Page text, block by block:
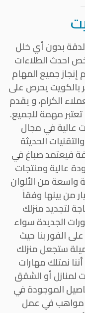
بدون أي خلل
احدث الطلاءات
جميع المهام
يحرص على
الكرام، و يقدم
مهمة للجميع.
عالية في مجال
الحديثة
فيعتمد صباغ في
عالية ومنتجات
من الألوان
من بينها وفقاً
لتجديد منزلك
الجديدة سواء
الفور بنا حيث
ستجعل منزلك
نمتلك مهارات
لمنازل أو الشقق
الموجودة في
مواهب في عمل